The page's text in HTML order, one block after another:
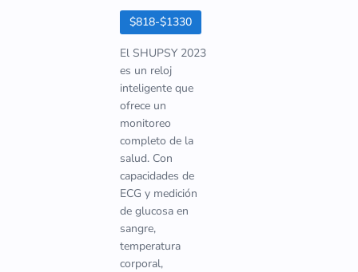
$818-$1330
El SHUPSY 2023
es un reloj
inteligente que
ofrece un
monitoreo
completo de la
salud. Con
capacidades de
ECG y medición
de glucosa en
sangre,
temperatura
corporal,